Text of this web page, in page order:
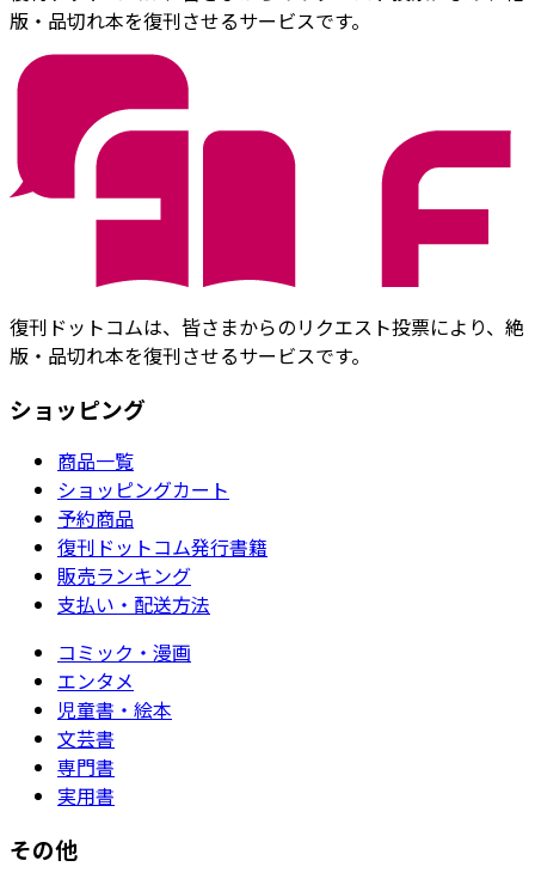
版・品切れ本を復刊させるサービスです。
復刊ドットコムは、皆さまからのリクエスト投票により、絶
版・品切れ本を復刊させるサービスです。
ショッピング
商品一覧
ショッピングカート
予約商品
復刊ドットコム発行書籍
販売ランキング
支払い・配送方法
コミック・漫画
エンタメ
児童書・絵本
文芸書
専門書
実用書
その他